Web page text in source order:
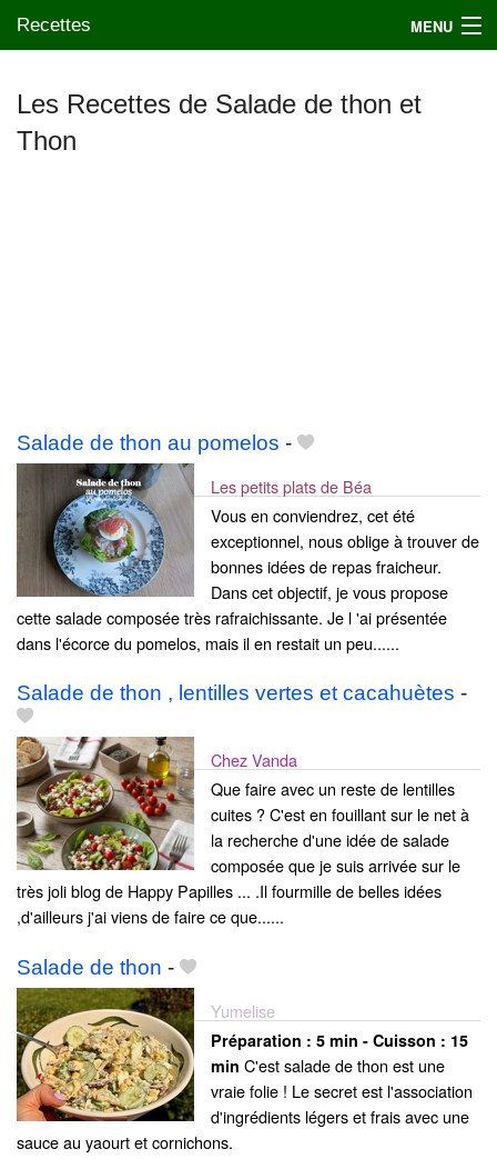
Recettes MENU
Mes blogs préférés
Les Recettes de Salade de thon et
Thon
Salade de thon au pomelos -
Les petits plats de Béa
Vous en conviendrez, cet été
exceptionnel, nous oblige à trouver de
bonnes idées de repas fraicheur.
Dans cet objectif, je vous propose
cette salade composée très rafraichissante. Je l 'ai présentée
dans l'écorce du pomelos, mais il en restait un peu......
Salade de thon , lentilles vertes et cacahuètes -
Chez Vanda
Que faire avec un reste de lentilles
cuites ? C'est en fouillant sur le net à
la recherche d'une idée de salade
composée que je suis arrivée sur le
très joli blog de Happy Papilles ... .Il fourmille de belles idées
,d'ailleurs j'ai viens de faire ce que......
Salade de thon -
Yumelise
Préparation : 5 min - Cuisson : 15
min C'est salade de thon est une
vraie folie ! Le secret est l'association
d'ingrédients légers et frais avec une
sauce au yaourt et cornichons.